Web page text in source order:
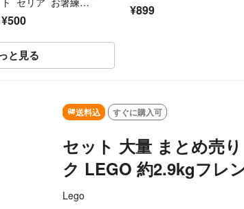
¥500
¥899
と見る
SOLD OUT
送料込 すぐに購入可
セット 大量 まとめ売
ク LEGO 約2.9kgフレ
Lego